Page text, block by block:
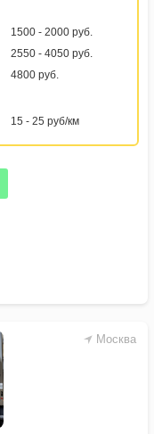
1500 - 2000 руб.
2550 - 4050 руб.
4800 руб.
15 - 25 руб/км
Москва